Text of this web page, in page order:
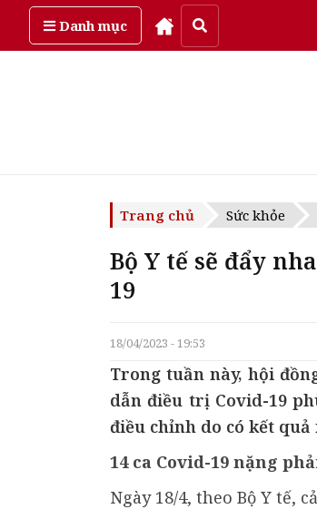
Danh mụcThứ sáu, ngày 7/08/2026
Trang chủ Sức khỏe
Bộ Y tế sẽ đẩy
19
18/04/2023 - 19:53
Trong tuần này, hội
dẫn điều trị Covid-19
điều chỉnh do có kết
14 ca Covid-19 nặng
Ngày 18/4, theo Bộ Y tế,